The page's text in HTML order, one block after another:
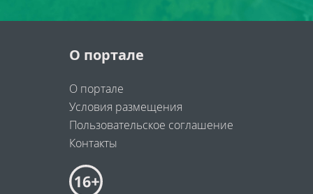
О портале
О портале
Условия размещения
Пользовательское соглашение
Контакты